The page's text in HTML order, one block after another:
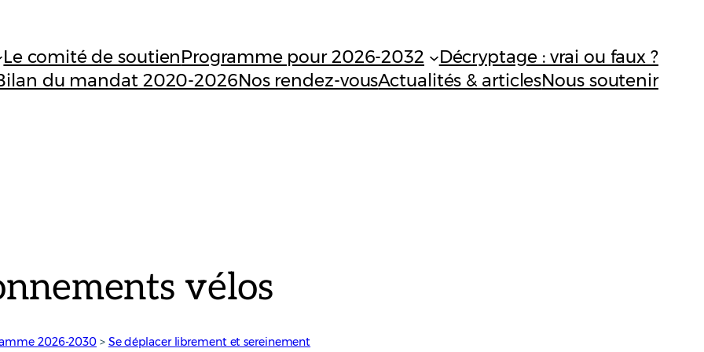
Le comité de soutienProgramme pour 2026-2032
Décryptage : vrai ou faux ?
du mandat 2020-2026Nos rendez-vousActualités & articlesNous soutenir
vélos
2026-2030 > Se déplacer librement et sereinement